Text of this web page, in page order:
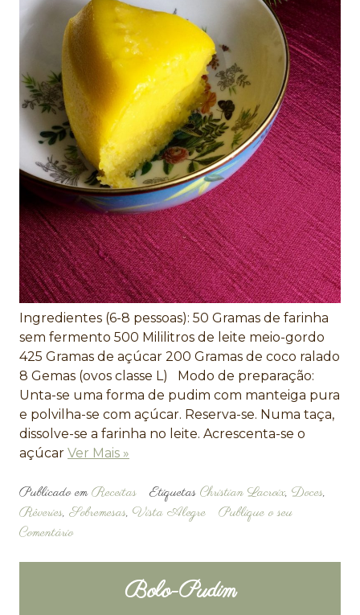
Ingredientes (6-8 pessoas): 50 Gramas de farinha
sem fermento 500 Mililitros de leite meio-gordo
425 Gramas de açúcar 200 Gramas de coco ralado
8 Gemas (ovos classe L) Modo de preparação:
Unta-se uma forma de pudim com manteiga pura
e polvilha-se com açúcar. Reserva-se. Numa taça,
dissolve-se a farinha no leite. Acrescenta-se o
açúcar Ver Mais »
Publicado emReceitas Etiquetas Christian Lacroix, Doces,
Rêveries, Sobremesas, Vista Alegre
Publique o seu
Comentário
Bolo-Pudim